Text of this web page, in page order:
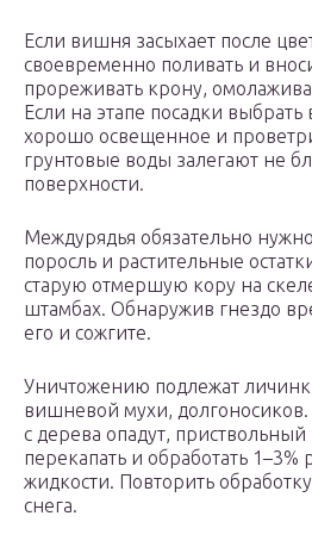
Если вишня засыхает после
своевременно поливать и
прореживать крону,
Если на этапе посадки
хорошо освещенное и
грунтовые воды залегают не
поверхности.
Междурядья обязательно
поросль и растительные
старую отмершую кору на
штамбах. Обнаружив гнездо
его и сожгите.
Уничтожению подлежат
вишневой мухи, долгоносиков.
с дерева опадут,
перекапать и обработать 1–3%
жидкости. Повторить
снега.